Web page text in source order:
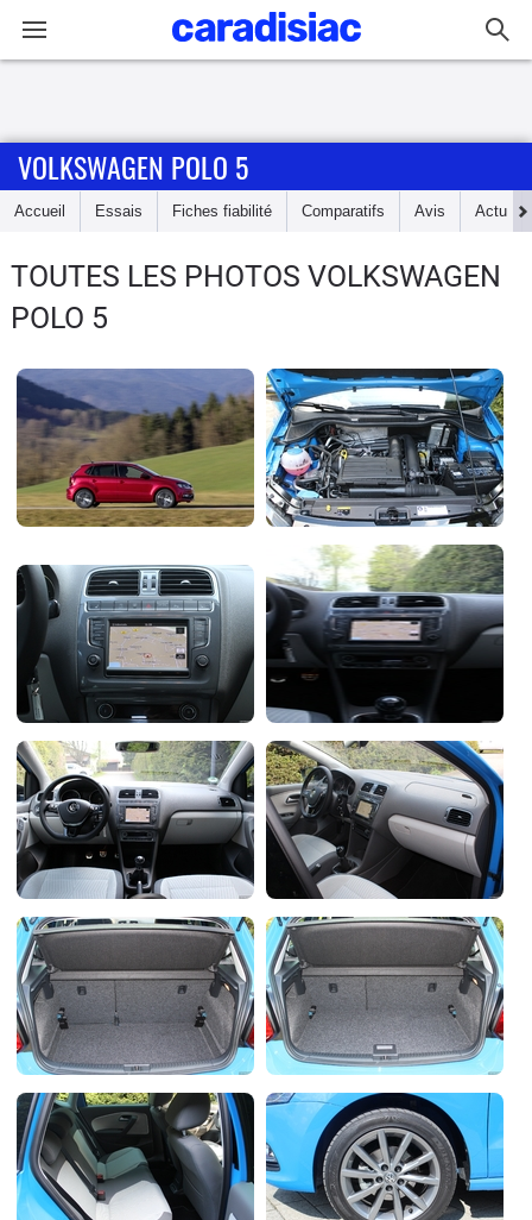
Accueil
Essais
d'achat
Electriques
Utilitaires
Flottes
Auto
Services
Forum
Moto
Marques
VOLKSWAGEN POLO 5
Accueil Essais Fiches fiabilité Comparatifs Avis Actu
TOUTES LES PHOTOS VOLKSWAGEN
POLO 5